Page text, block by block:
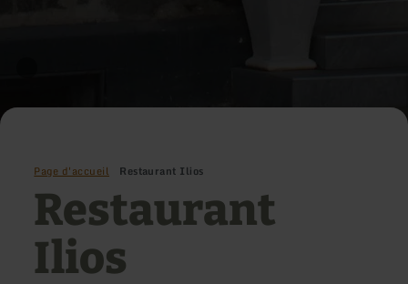
Page d'accueil Restaurant Ilios
Restaurant
Ilios